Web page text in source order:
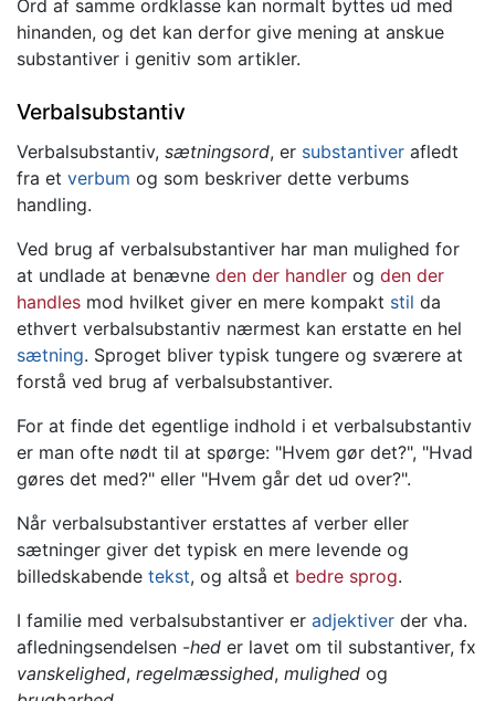
Ord af samme ordklasse kan normalt byttes ud med
hinanden, og det kan derfor give mening at anskue
substantiver i genitiv som artikler.
Verbalsubstantiv
Verbalsubstantiv, sætningsord, er substantiver afledt
fra et verbum og som beskriver dette verbums
handling.
Ved brug af verbalsubstantiver har man mulighed for
at undlade at benævne den der handler og den der
handles mod hvilket giver en mere kompakt stil da
ethvert verbalsubstantiv nærmest kan erstatte en hel
sætning. Sproget bliver typisk tungere og sværere at
forstå ved brug af verbalsubstantiver.
For at finde det egentlige indhold i et verbalsubstantiv
er man ofte nødt til at spørge: "Hvem gør det?", "Hvad
gøres det med?" eller "Hvem går det ud over?".
Når verbalsubstantiver erstattes af verber eller
sætninger giver det typisk en mere levende og
billedskabende tekst, og altså et bedre sprog.
I familie med verbalsubstantiver er adjektiver der vha.
afledningsendelsen -hed er lavet om til substantiver, fx
vanskelighed, regelmæssighed, mulighed og